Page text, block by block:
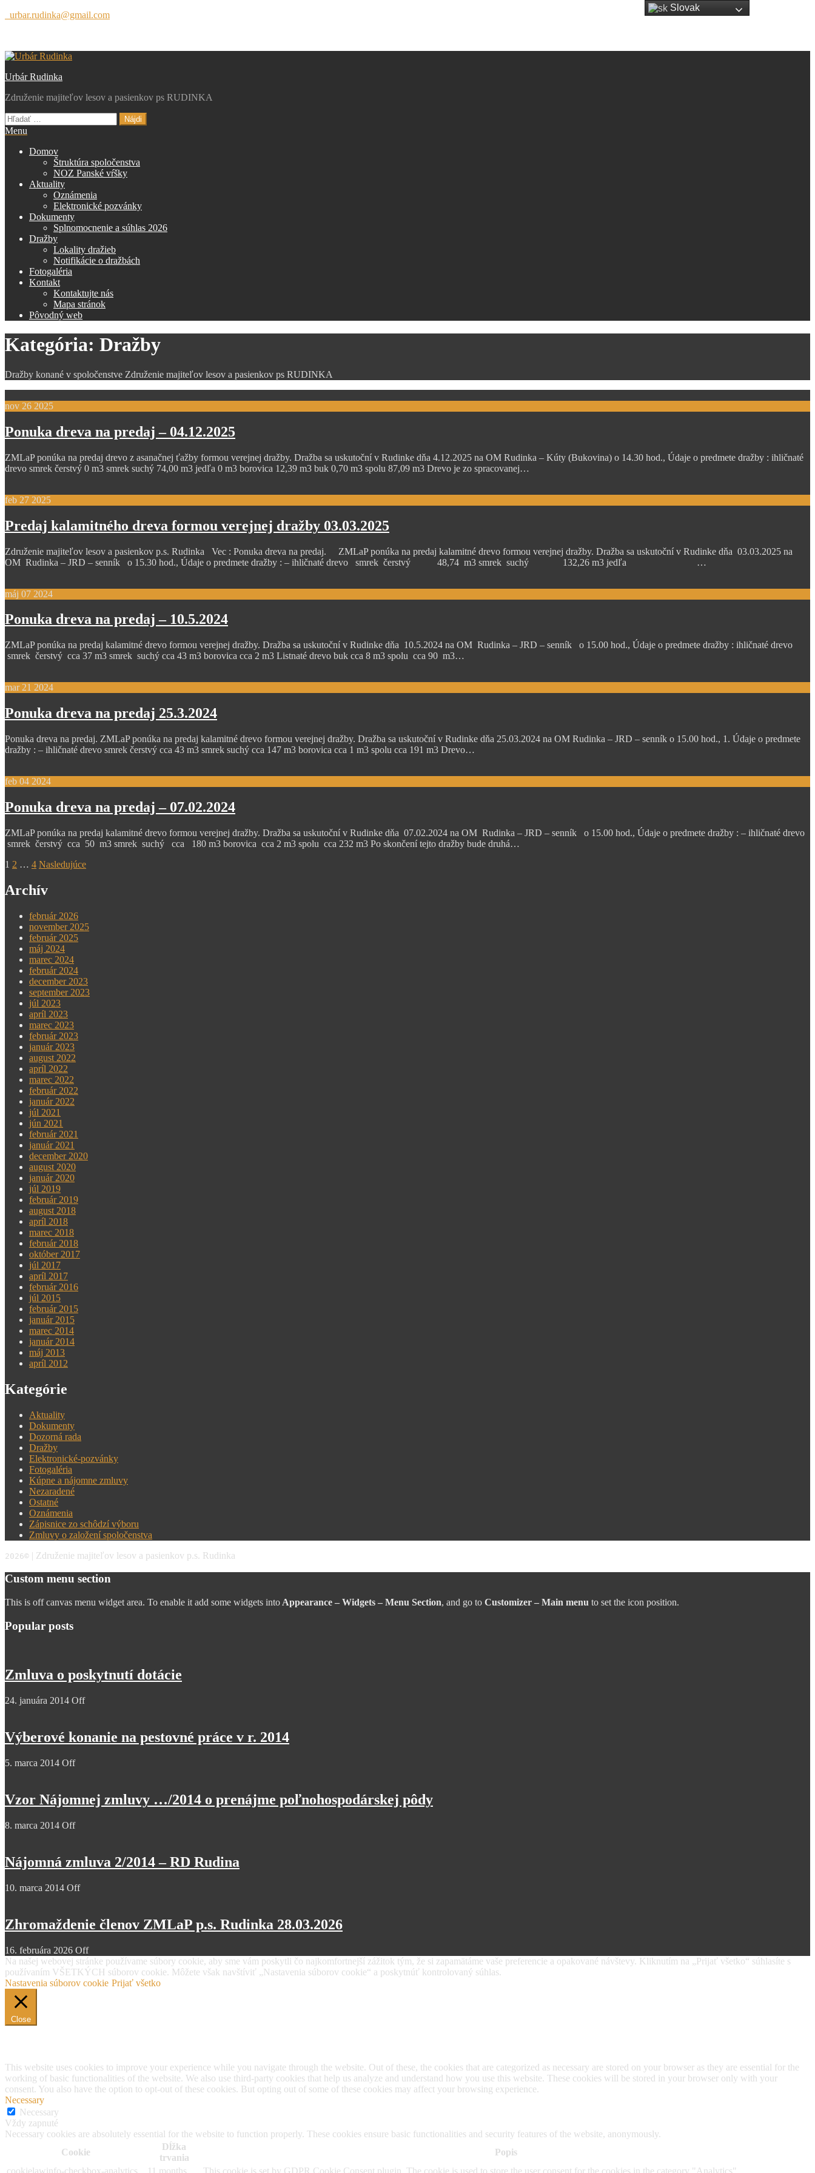
Preskočiť
urbar.rudinka@gmail.com
Urbár Rudinka
Združenie majiteľov lesov a pasienkov ps RUDINKA
Hľadať:
Menu
Domov
Štruktúra spoločenstva
NOZ Panské vŕšky
Aktuality
Oznámenia
Elektronické pozvánky
Dokumenty
Splnomocnenie a súhlas 2026
Dražby
Lokality dražieb
Notifikácie o dražbách
Fotogaléria
Kontakt
Kontaktujte nás
Mapa stránok
Pôvodný web
Kategória: Dražby
Dražby konané v spoločenstve Združenie majiteľov lesov a pasienkov ps RUDINKA
nov 26 2025
Ponuka dreva na predaj – 04.12.2025
ZMLaP ponúka na predaj drevo z asanačnej ťažby formou verejnej dražby. Dražba sa uskutoční v Rudinke dňa 4.12.2025 na OM Rudinka – Kúty (Bukovina) o 14.30 hod., Údaje o predmete dražby : ihličnaté
drevo smrek čerstvý 0 m3 smrek suchý 74,00 m3 jedľa 0 m3 borovica 12,39 m3 buk 0,70 m3 spolu 87,09 m3 Drevo je zo spracovanej…
feb 27 2025
Predaj kalamitného dreva formou verejnej dražby 03.03.2025
Združenie majiteľov lesov a pasienkov p.s. Rudinka Vec : Ponuka dreva na predaj. ZMLaP ponúka na predaj kalamitné drevo formou verejnej dražby. Dražba sa uskutoční v Rudinke dňa 03.03.2025 na
OM Rudinka – JRD – senník o 15.30 hod., Údaje o predmete dražby : – ihličnaté drevo smrek čerstvý 48,74 m3 smrek suchý 132,26 m3 jedľa …
máj 07 2024
Ponuka dreva na predaj – 10.5.2024
ZMLaP ponúka na predaj kalamitné drevo formou verejnej dražby. Dražba sa uskutoční v Rudinke dňa 10.5.2024 na OM Rudinka – JRD – senník o 15.00 hod., Údaje o predmete dražby : ihličnaté drevo
smrek čerstvý cca 37 m3 smrek suchý cca 43 m3 borovica cca 2 m3 Listnaté drevo buk cca 8 m3 spolu cca 90 m3…
mar 21 2024
Ponuka dreva na predaj 25.3.2024
Ponuka dreva na predaj. ZMLaP ponúka na predaj kalamitné drevo formou verejnej dražby. Dražba sa uskutoční v Rudinke dňa 25.03.2024 na OM Rudinka – JRD – senník o 15.00 hod., 1. Údaje o predmete
dražby : – ihličnaté drevo smrek čerstvý cca 43 m3 smrek suchý cca 147 m3 borovica cca 1 m3 spolu cca 191 m3 Drevo…
feb 04 2024
Ponuka dreva na predaj – 07.02.2024
ZMLaP ponúka na predaj kalamitné drevo formou verejnej dražby. Dražba sa uskutoční v Rudinke dňa 07.02.2024 na OM Rudinka – JRD – senník o 15.00 hod., Údaje o predmete dražby : – ihličnaté drevo
smrek čerstvý cca 50 m3 smrek suchý cca 180 m3 borovica cca 2 m3 spolu cca 232 m3 Po skončení tejto dražby bude druhá…
Stránkovanie
príspevkov
1 2 … 4 Nasledujúce
Archív
február 2026
november 2025
február 2025
máj 2024
marec 2024
február 2024
december 2023
september 2023
júl 2023
apríl 2023
marec 2023
február 2023
január 2023
august 2022
apríl 2022
marec 2022
február 2022
január 2022
júl 2021
jún 2021
február 2021
január 2021
december 2020
august 2020
január 2020
júl 2019
február 2019
august 2018
apríl 2018
marec 2018
február 2018
október 2017
júl 2017
apríl 2017
február 2016
júl 2015
február 2015
január 2015
marec 2014
január 2014
máj 2013
apríl 2012
Kategórie
Aktuality
Dokumenty
Dozorná rada
Dražby
Elektronické-pozvánky
Fotogaléria
Kúpne a nájomne zmluvy
Nezaradené
Ostatné
Oznámenia
Zápisnice zo schôdzí výboru
Zmluvy o založení spoločenstva
2026© | Združenie majiteľov lesov a pasienkov p.s. Rudinka
Custom menu section
This is off canvas menu widget area. To enable it add some widgets into Appearance – Widgets – Menu Section, and go to Customizer – Main menu to set the icon position.
Popular posts
Zmluva o poskytnutí dotácie
24. januára 2014 Off
Výberové konanie na pestovné práce v r. 2014
5. marca 2014 Off
Vzor Nájomnej zmluvy …/2014 o prenájme poľnohospodárskej pôdy
8. marca 2014 Off
Nájomná zmluva 2/2014 – RD Rudina
10. marca 2014 Off
Zhromaždenie členov ZMLaP p.s. Rudinka 28.03.2026
16. februára 2026 Off
Na našej webovej stránke používame súbory cookie, aby sme vám poskytli čo najkomfortnejší zážitok tým, že si zapamätáme vaše preferencie a opakované návštevy. Kliknutím na „Prijať všetko“ súhlasíte s
používaním VŠETKÝCH súborov cookie. Môžete však navštíviť „Nastavenia súborov cookie“ a poskytnúť kontrolovaný súhlas.
Nastavenia súborov cookie Prijať všetko
Close
This website uses cookies to improve your experience while you navigate through the website. Out of these, the cookies that are categorized as necessary are stored on your browser as they are essential for the
working of basic functionalities of the website. We also use third-party cookies that help us analyze and understand how you use this website. These cookies will be stored in your browser only with your
consent. You also have the option to opt-out of these cookies. But opting out of some of these cookies may affect your browsing experience.
Necessary
Necessary
Vždy zapnuté
Necessary cookies are absolutely essential for the website to function properly. These cookies ensure basic functionalities and security features of the website, anonymously.
Cookie
Dĺžka
trvania
Popis
cookielawinfo-checkbox-analytics
11 months This cookie is set by GDPR Cookie Consent plugin. The cookie is used to store the user consent for the cookies in the category "Analytics".
Slovak